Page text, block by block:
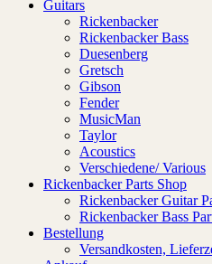
Guitars
Rickenbacker
Rickenbacker Bass
Duesenberg
Gretsch
Gibson
Fender
MusicMan
Taylor
Acoustics
Verschiedene/ Various
Rickenbacker Parts Shop
Rickenbacker Guitar
Rickenbacker Bass
Bestellung
Versandkosten,